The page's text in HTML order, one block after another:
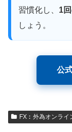
習慣化し、 1
しょう。
公
FX︰外為オンライ